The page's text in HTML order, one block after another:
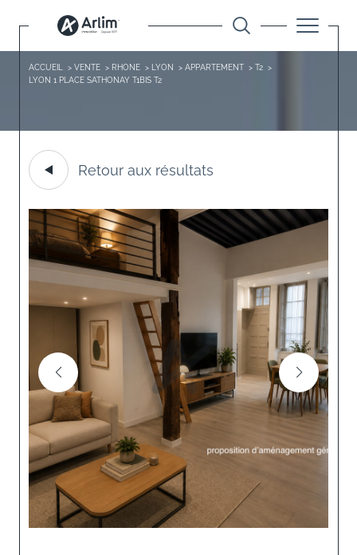
ACCUEIL VENTE RHONE LYON APPARTEMENT
T2
LYON 1 PLACE SATHONAY T1BIS T2
Retour aux résultats